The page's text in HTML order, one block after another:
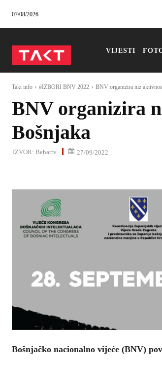
07/08/2026
VIJESTI
Takt info #IZBORI BNV 2022 BNV organizira niz
BNV organizira
Bošnjaka
IZVOR: Behartv 27/09/2022
Bošnjačko nacionalno vijeće (BNV)